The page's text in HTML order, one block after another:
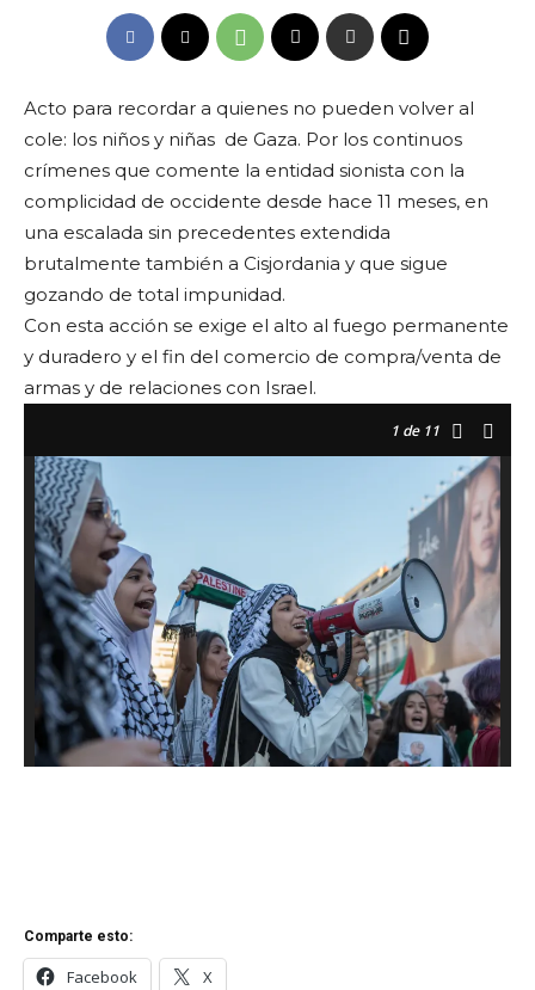
Acto para recordar a quienes no pueden volver al
cole: los niños y niñas de Gaza. Por los continuos
crímenes que comente la entidad sionista con la
complicidad de occidente desde hace 11 meses, en
una escalada sin precedentes extendida
brutalmente también a Cisjordania y que sigue
gozando de total impunidad.
Con esta acción se exige el alto al fuego permanente
y duradero y el fin del comercio de compra/venta de
armas y de relaciones con Israel.
1 de 11
Comparte esto:
Facebook X